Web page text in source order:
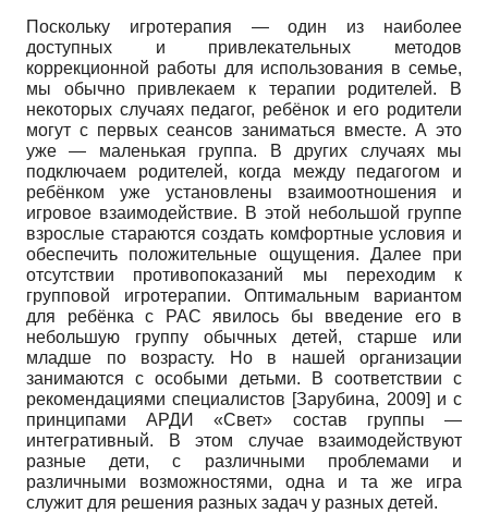
Поскольку игротерапия — один из наиболее
доступных и привлекательных методов
коррекционной работы для использования в семье,
мы обычно привлекаем к терапии родителей. В
некоторых случаях педагог, ребёнок и его родители
могут с первых сеансов заниматься вместе. А это
уже — маленькая группа. В других случаях мы
подключаем родителей, когда между педагогом и
ребёнком уже установлены взаимоотношения и
игровое взаимодействие. В этой небольшой группе
взрослые стараются создать комфортные условия и
обеспечить положительные ощущения. Далее при
отсутствии противопоказаний мы переходим к
групповой игротерапии. Оптимальным вариантом
для ребёнка с РАС явилось бы введение его в
небольшую группу обычных детей, старше или
младше по возрасту. Но в нашей организации
занимаются с особыми детьми. В соответствии с
рекомендациями специалистов [Зарубина, 2009] и с
принципами АРДИ «Свет» состав группы —
интегративный. В этом случае взаимодействуют
разные дети, с различными проблемами и
различными возможностями, одна и та же игра
служит для решения разных задач у разных детей.